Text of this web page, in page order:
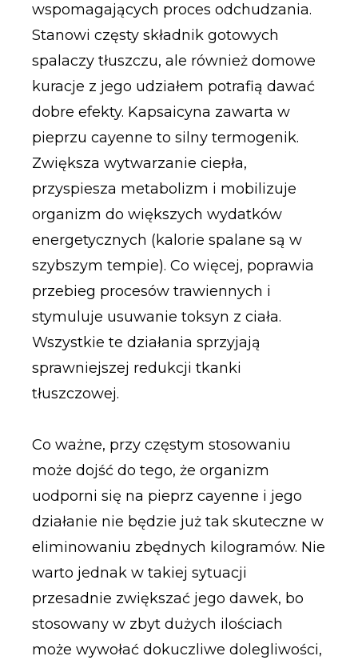
wspomagających proces odchudzania.
Stanowi częsty składnik gotowych
spalaczy tłuszczu, ale również domowe
kuracje z jego udziałem potrafią dawać
dobre efekty. Kapsaicyna zawarta w
pieprzu cayenne to silny termogenik.
Zwiększa wytwarzanie ciepła,
przyspiesza metabolizm i mobilizuje
organizm do większych wydatków
energetycznych (kalorie spalane są w
szybszym tempie). Co więcej, poprawia
przebieg procesów trawiennych i
stymuluje usuwanie toksyn z ciała.
Wszystkie te działania sprzyjają
sprawniejszej redukcji tkanki
tłuszczowej.
Co ważne, przy częstym stosowaniu
może dojść do tego, że organizm
uodporni się na pieprz cayenne i jego
działanie nie będzie już tak skuteczne w
eliminowaniu zbędnych kilogramów. Nie
warto jednak w takiej sytuacji
przesadnie zwiększać jego dawek, bo
stosowany w zbyt dużych ilościach
może wywołać dokuczliwe dolegliwości,